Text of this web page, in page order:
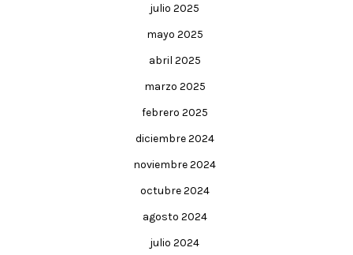
julio 2025
mayo 2025
abril 2025
marzo 2025
febrero 2025
diciembre 2024
noviembre 2024
octubre 2024
agosto 2024
julio 2024